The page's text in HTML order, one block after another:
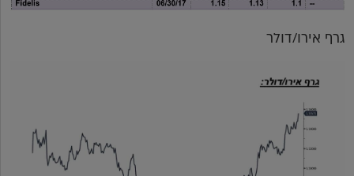
גרף אירו/דולר